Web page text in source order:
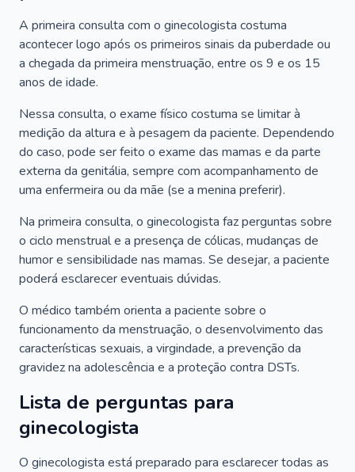
A primeira consulta com o ginecologista costuma
acontecer logo após os primeiros sinais da puberdade ou
a chegada da primeira menstruação, entre os 9 e os 15
anos de idade.
Nessa consulta, o exame físico costuma se limitar à
medição da altura e à pesagem da paciente. Dependendo
do caso, pode ser feito o exame das mamas e da parte
externa da genitália, sempre com acompanhamento de
uma enfermeira ou da mãe (se a menina preferir).
Na primeira consulta, o ginecologista faz perguntas sobre
o ciclo menstrual e a presença de cólicas, mudanças de
humor e sensibilidade nas mamas. Se desejar, a paciente
poderá esclarecer eventuais dúvidas.
O médico também orienta a paciente sobre o
funcionamento da menstruação, o desenvolvimento das
características sexuais, a virgindade, a prevenção da
gravidez na adolescência e a proteção contra DSTs.
Lista de perguntas para
ginecologista
O ginecologista está preparado para esclarecer todas as